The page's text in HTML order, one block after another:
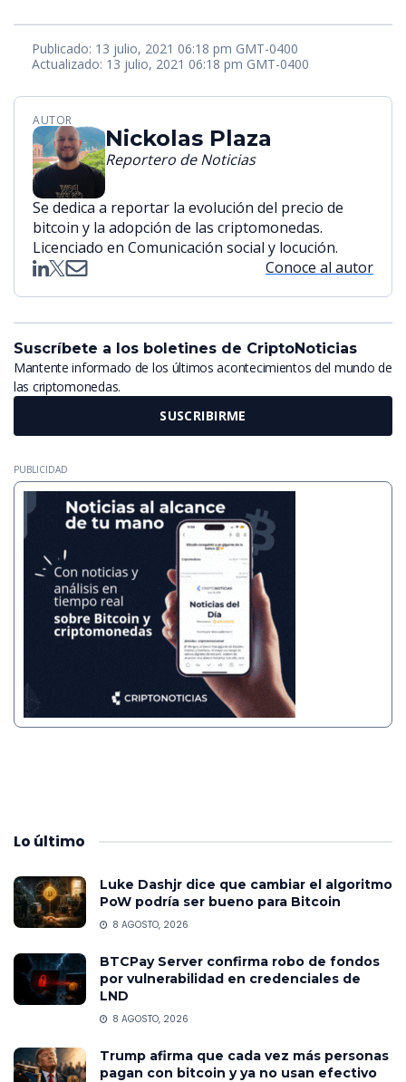
Publicado: 13 julio, 2021 06:18 pm GMT-0400
Actualizado: 13 julio, 2021 06:18 pm GMT-0400
AUTOR
Nickolas Plaza
Reportero de Noticias
Se dedica a reportar la evolución del precio de
bitcoin y la adopción de las criptomonedas.
Licenciado en Comunicación social y locución.
Conoce al autor
Suscríbete a los boletines de CriptoNoticias
Mantente informado de los últimos acontecimientos del mundo de
las criptomonedas.
SUSCRIBIRME
PUBLICIDAD
Lo último
Luke Dashjr dice que cambiar el algoritmo
PoW podría ser bueno para Bitcoin
8 AGOSTO, 2026
BTCPay Server confirma robo de fondos
por vulnerabilidad en credenciales de
LND
8 AGOSTO, 2026
Trump afirma que cada vez más personas
pagan con bitcoin y ya no usan efectivo